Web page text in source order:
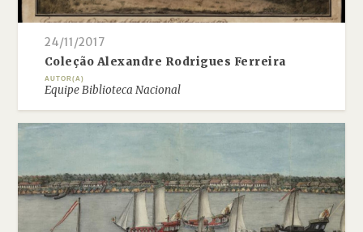
24/11/2017
Coleção Alexandre Rodrigues Ferreira
AUTOR(A)
Equipe Biblioteca Nacional